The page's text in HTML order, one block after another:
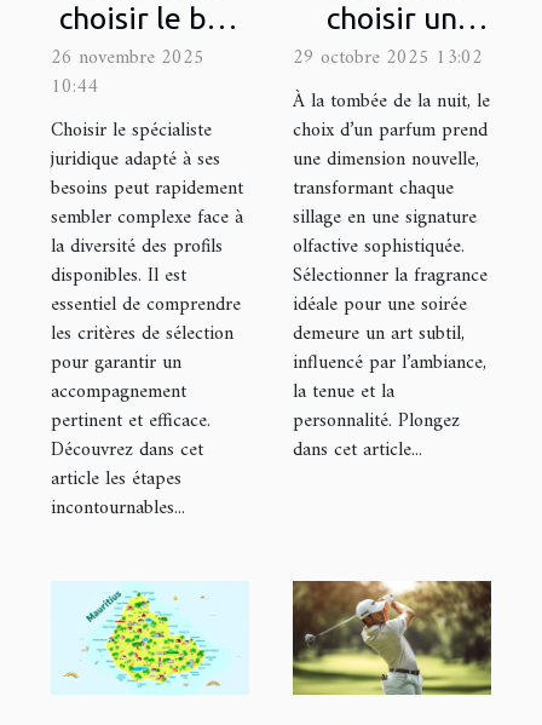
choisir le bon
spécialiste
juridique pour
vos besoins ?
26 novembre 2025
10:44
Choisir le spécialiste
juridique adapté à ses
besoins peut rapidement
sembler complexe face à
la diversité des profils
disponibles. Il est
essentiel de comprendre
les critères de sélection
pour garantir un
accompagnement
pertinent et efficace.
Découvrez dans cet
article les étapes
incontournables...
choisir un
parfum pour
les occasions
nocturnes ?
29 octobre 2025 13:02
À la tombée de la nuit, le
choix d’un parfum prend
une dimension nouvelle,
transformant chaque
sillage en une signature
olfactive sophistiquée.
Sélectionner la fragrance
idéale pour une soirée
demeure un art subtil,
influencé par l’ambiance,
la tenue et la
personnalité. Plongez
dans cet article...